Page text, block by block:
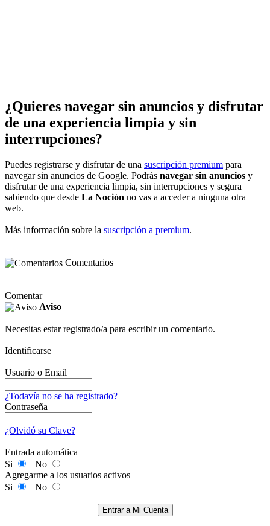
¿Quieres navegar sin anuncios y disfrutar
de una experiencia limpia y sin
interrupciones?
Puedes registrarse y disfrutar de una suscripción premium para
navegar sin anuncios de Google. Podrás navegar sin anuncios y
disfrutar de una experiencia limpia, sin interrupciones y segura
sabiendo que desde La Noción no vas a acceder a ninguna otra
web.
Más información sobre la suscripción a premium.
Comentarios
Comentar
Aviso
Necesitas estar registrado/a para escribir un comentario.
Identificarse
Usuario o Email
¿Todavía no se ha registrado?
Contraseña
¿Olvidó su Clave?
Entrada automática
Si
No
Agregarme a los usuarios activos
Si
No
Entrar a Mi Cuenta